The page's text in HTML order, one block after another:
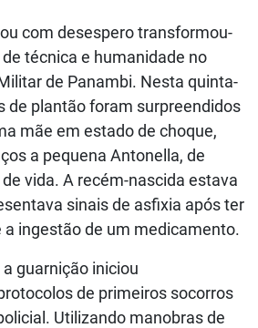
com desespero transformou-
técnica e humanidade no
de Panambi. Nesta quinta-
de plantão foram surpreendidos
mãe em estado de choque,
a pequena Antonella, de
vida. A recém-nascida estava
sinais de asfixia após ter
a ingestão de um medicamento.
guarnição iniciou
de primeiros socorros
Utilizando manobras de